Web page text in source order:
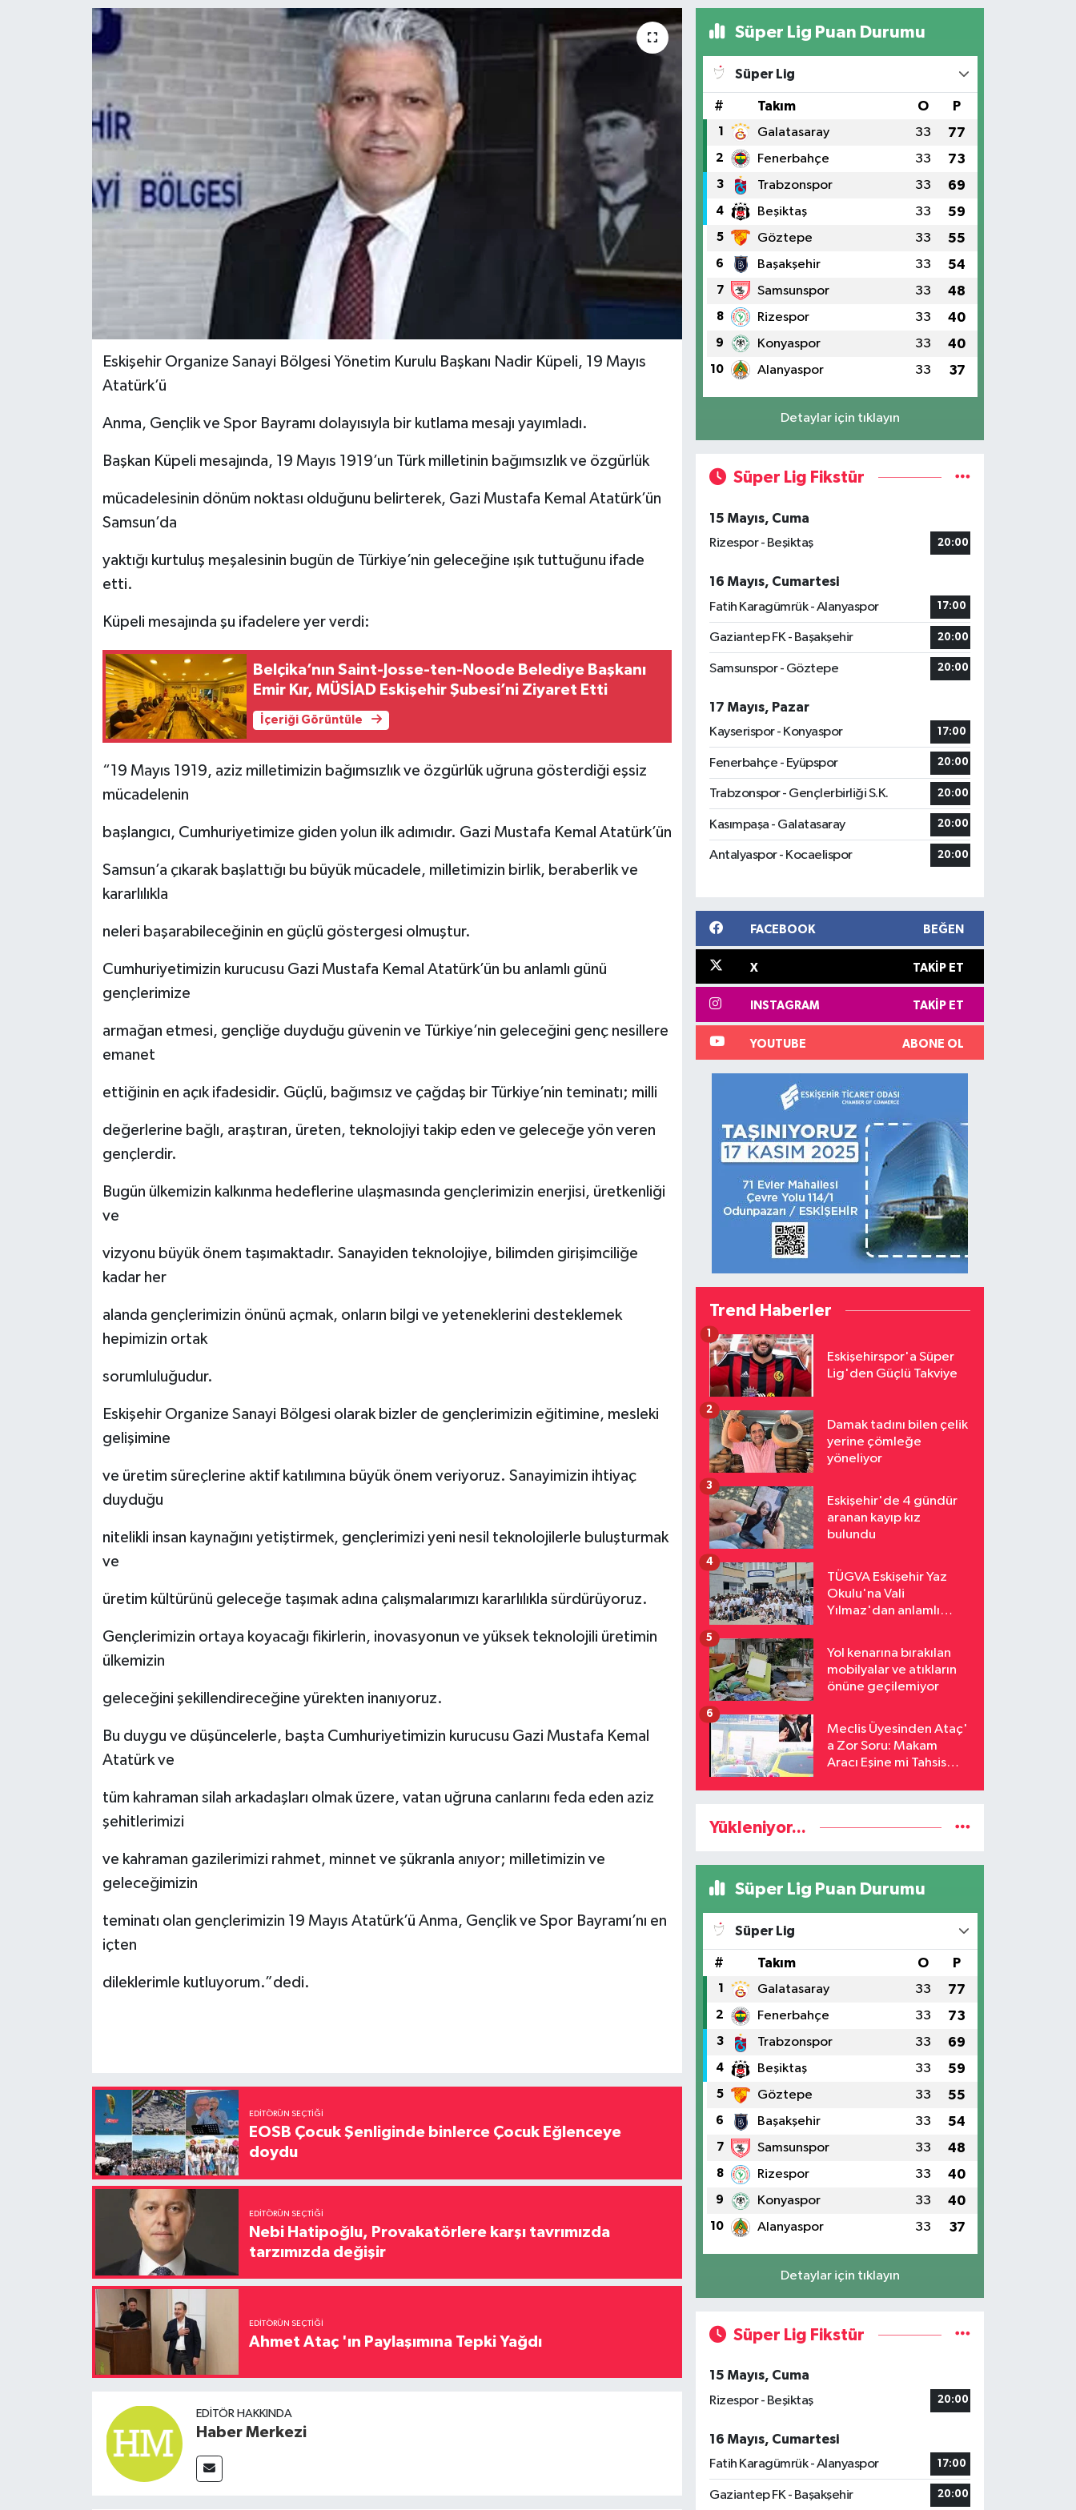
Eskişehir Organize Sanayi Bölgesi Yönetim Kurulu Başkanı Nadir Küpeli, 19 Mayıs
Atatürk’ü
Anma, Gençlik ve Spor Bayramı dolayısıyla bir kutlama mesajı yayımladı.
Başkan Küpeli mesajında, 19 Mayıs 1919’un Türk milletinin bağımsızlık ve özgürlük
mücadelesinin dönüm noktası olduğunu belirterek, Gazi Mustafa Kemal Atatürk’ün
Samsun’da
yaktığı kurtuluş meşalesinin bugün de Türkiye’nin geleceğine ışık tuttuğunu ifade
etti.
Küpeli mesajında şu ifadelere yer verdi:
Belçika’nın Saint-Josse-ten-Noode Belediye Başkanı
Emir Kır, MÜSİAD Eskişehir Şubesi’ni Ziyaret Etti
İçeriği Görüntüle
“19 Mayıs 1919, aziz milletimizin bağımsızlık ve özgürlük uğruna gösterdiği eşsiz
mücadelenin
başlangıcı, Cumhuriyetimize giden yolun ilk adımıdır. Gazi Mustafa Kemal Atatürk’ün
Samsun’a çıkarak başlattığı bu büyük mücadele, milletimizin birlik, beraberlik ve
kararlılıkla
neleri başarabileceğinin en güçlü göstergesi olmuştur.
Cumhuriyetimizin kurucusu Gazi Mustafa Kemal Atatürk’ün bu anlamlı günü
gençlerimize
armağan etmesi, gençliğe duyduğu güvenin ve Türkiye’nin geleceğini genç nesillere
emanet
ettiğinin en açık ifadesidir. Güçlü, bağımsız ve çağdaş bir Türkiye’nin teminatı; milli
değerlerine bağlı, araştıran, üreten, teknolojiyi takip eden ve geleceğe yön veren
gençlerdir.
Bugün ülkemizin kalkınma hedeflerine ulaşmasında gençlerimizin enerjisi, üretkenliği
ve
vizyonu büyük önem taşımaktadır. Sanayiden teknolojiye, bilimden girişimciliğe
kadar her
alanda gençlerimizin önünü açmak, onların bilgi ve yeteneklerini desteklemek
hepimizin ortak
sorumluluğudur.
Eskişehir Organize Sanayi Bölgesi olarak bizler de gençlerimizin eğitimine, mesleki
gelişimine
ve üretim süreçlerine aktif katılımına büyük önem veriyoruz. Sanayimizin ihtiyaç
duyduğu
nitelikli insan kaynağını yetiştirmek, gençlerimizi yeni nesil teknolojilerle buluşturmak
ve
üretim kültürünü geleceğe taşımak adına çalışmalarımızı kararlılıkla sürdürüyoruz.
Gençlerimizin ortaya koyacağı fikirlerin, inovasyonun ve yüksek teknolojili üretimin
ülkemizin
geleceğini şekillendireceğine yürekten inanıyoruz.
Bu duygu ve düşüncelerle, başta Cumhuriyetimizin kurucusu Gazi Mustafa Kemal
Atatürk ve
tüm kahraman silah arkadaşları olmak üzere, vatan uğruna canlarını feda eden aziz
şehitlerimizi
ve kahraman gazilerimizi rahmet, minnet ve şükranla anıyor; milletimizin ve
geleceğimizin
teminatı olan gençlerimizin 19 Mayıs Atatürk’ü Anma, Gençlik ve Spor Bayramı’nı en
içten
dileklerimle kutluyorum.”dedi.
EDITÖRÜN SEÇTIĞI
EOSB Çocuk Şenliginde binlerce Çocuk Eğlenceye
doydu
EDITÖRÜN SEÇTIĞI
Nebi Hatipoğlu, Provakatörlere karşı tavrımızda
tarzımızda değişir
EDITÖRÜN SEÇTIĞI
Ahmet Ataç 'ın Paylaşımına Tepki Yağdı
EDITÖR HAKKINDA
Haber Merkezi
Süper Lig Puan Durumu
Süper Lig
# Takım O P
1 Galatasaray 33 77
2 Fenerbahçe 33 73
3 Trabzonspor 33 69
4 Beşiktaş 33 59
5 Göztepe 33 55
6 Başakşehir 33 54
7 Samsunspor 33 48
8 Rizespor 33 40
9 Konyaspor 33 40
10 Alanyaspor 33 37
Detaylar için tıklayın
Süper Lig Fikstür
15 Mayıs, Cuma
Rizespor - Beşiktaş
20:00
16 Mayıs, Cumartesi
Fatih Karagümrük - Alanyaspor
17:00
Gaziantep FK - Başakşehir 20:00
Samsunspor - Göztepe 20:00
17 Mayıs, Pazar
Kayserispor - Konyaspor
17:00
Fenerbahçe - Eyüpspor 20:00
Trabzonspor - Gençlerbirliği S.K. 20:00
Kasımpaşa - Galatasaray 20:00
Antalyaspor - Kocaelispor 20:00
FACEBOOK BEĞEN
X TAKIP ET
INSTAGRAM TAKIP ET
YOUTUBE ABONE OL
Trend Haberler
Eskişehirspor'a Süper
Lig'den Güçlü Takviye
1
Damak tadını bilen çelik
yerine çömleğe
yöneliyor
2
Eskişehir'de 4 gündür
aranan kayıp kız
bulundu
3
TÜGVA Eskişehir Yaz
Okulu'na Vali
Yılmaz'dan anlamlı
4
Yol kenarına bırakılan
mobilyalar ve atıkların
önüne geçilemiyor
5
Meclis Üyesinden Ataç'
a Zor Soru: Makam
Aracı Eşine mi Tahsis
6
Yükleniyor...
Süper Lig Puan Durumu
Süper Lig
# Takım O P
1 Galatasaray 33 77
2 Fenerbahçe 33 73
3 Trabzonspor 33 69
4 Beşiktaş 33 59
5 Göztepe 33 55
6 Başakşehir 33 54
7 Samsunspor 33 48
8 Rizespor 33 40
9 Konyaspor 33 40
10 Alanyaspor 33 37
Detaylar için tıklayın
Süper Lig Fikstür
15 Mayıs, Cuma
Rizespor - Beşiktaş
20:00
16 Mayıs, Cumartesi
Fatih Karagümrük - Alanyaspor
17:00
Gaziantep FK - Başakşehir 20:00